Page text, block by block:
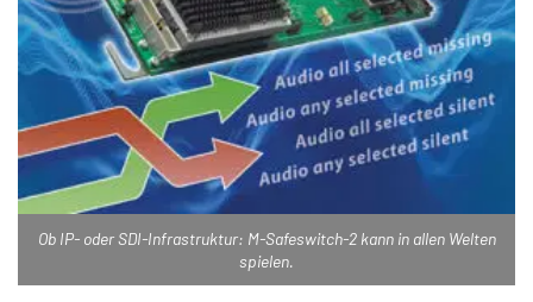
Ob IP- oder SDI-Infrastruktur: M-Safeswitch-2 kann in allen Welten
spielen.